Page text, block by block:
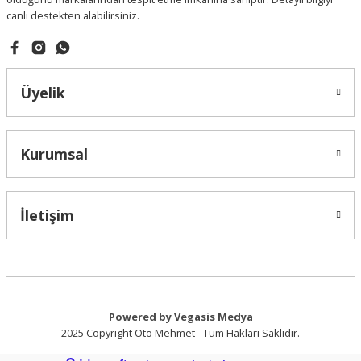
canlı destekten alabilirsiniz.
Üyelik
Kurumsal
İletişim
Powered by Vegasis Medya
2025 Copyright Oto Mehmet - Tüm Hakları Saklıdır.